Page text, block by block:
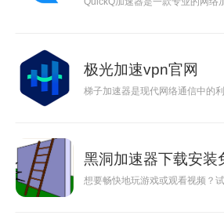
极光加速vpn官网
梯子加速器是现代网络通信中的
黑洞加速器下载安装
想要畅快地玩游戏或观看视频？